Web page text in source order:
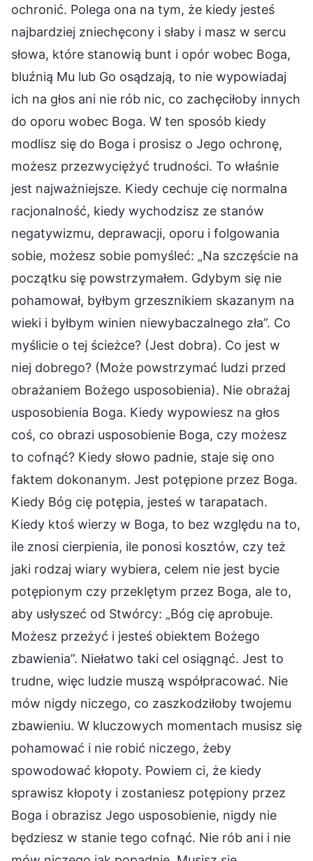
ochronić. Polega ona na tym, że kiedy jesteś
najbardziej zniechęcony i słaby i masz w sercu
słowa, które stanowią bunt i opór wobec Boga,
bluźnią Mu lub Go osądzają, to nie wypowiadaj
ich na głos ani nie rób nic, co zachęciłoby innych
do oporu wobec Boga. W ten sposób kiedy
modlisz się do Boga i prosisz o Jego ochronę,
możesz przezwyciężyć trudności. To właśnie
jest najważniejsze. Kiedy cechuje cię normalna
racjonalność, kiedy wychodzisz ze stanów
negatywizmu, deprawacji, oporu i folgowania
sobie, możesz sobie pomyśleć: „Na szczęście na
początku się powstrzymałem. Gdybym się nie
pohamował, byłbym grzesznikiem skazanym na
wieki i byłbym winien niewybaczalnego zła”. Co
myślicie o tej ścieżce? (Jest dobra). Co jest w
niej dobrego? (Może powstrzymać ludzi przed
obrażaniem Bożego usposobienia). Nie obrażaj
usposobienia Boga. Kiedy wypowiesz na głos
coś, co obrazi usposobienie Boga, czy możesz
to cofnąć? Kiedy słowo padnie, staje się ono
faktem dokonanym. Jest potępione przez Boga.
Kiedy Bóg cię potępia, jesteś w tarapatach.
Kiedy ktoś wierzy w Boga, to bez względu na to,
ile znosi cierpienia, ile ponosi kosztów, czy też
jaki rodzaj wiary wybiera, celem nie jest bycie
potępionym czy przeklętym przez Boga, ale to,
aby usłyszeć od Stwórcy: „Bóg cię aprobuje.
Możesz przeżyć i jesteś obiektem Bożego
zbawienia”. Niełatwo taki cel osiągnąć. Jest to
trudne, więc ludzie muszą współpracować. Nie
mów nigdy niczego, co zaszkodziłoby twojemu
zbawieniu. W kluczowych momentach musisz się
pohamować i nie robić niczego, żeby
spowodować kłopoty. Powiem ci, że kiedy
sprawisz kłopoty i zostaniesz potępiony przez
Boga i obrazisz Jego usposobienie, nigdy nie
będziesz w stanie tego cofnąć. Nie rób ani i nie